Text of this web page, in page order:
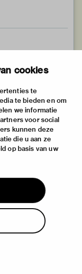
cookies
te
te bieden en om
we informatie
voor social
kunnen deze
die u aan ze
op basis van uw